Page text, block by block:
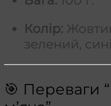
Колір:
зелений,
🎯 Переваги